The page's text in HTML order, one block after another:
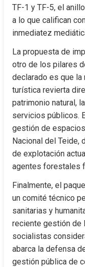
TF-1 y TF-5, el
a lo que califican
inmediatez
La propuesta de
otro de los pilares
declarado es que la
turística revierta
patrimonio natural,
servicios públicos.
gestión de
Nacional del Teide,
de explotación
agentes forestales
Finalmente, el
un comité técnico
sanitarias y
reciente gestión de
socialistas
abarca la defensa
gestión pública de